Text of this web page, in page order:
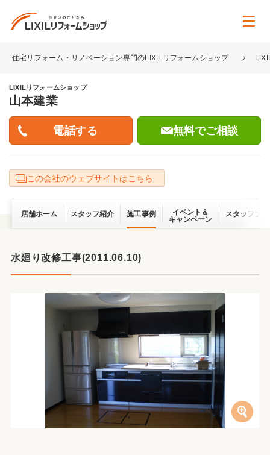
住宅リフォーム・リノベーション専門のLIXILリフォームショップ
LIXILリフォームショップ
山本建業
無料でご相談
この会社のウェブサイトはこちら
店舗ホーム スタッフ紹介 施工事例
イベント＆
キャンペーン
スタッフブ
水廻り改修工事(2011.06.10)